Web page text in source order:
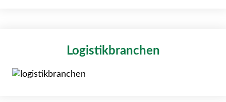
Logistikbranchen